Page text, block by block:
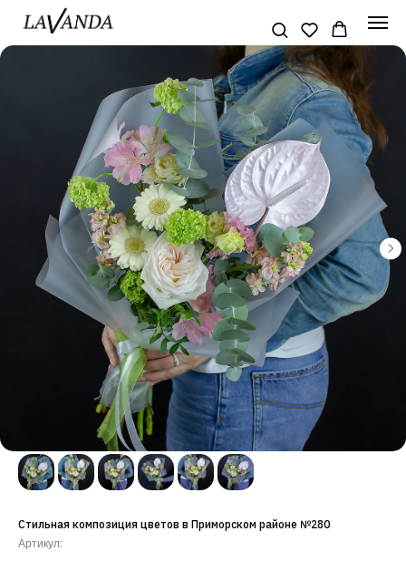
Стильная композиция цветов в Приморском районе №280
Артикул: